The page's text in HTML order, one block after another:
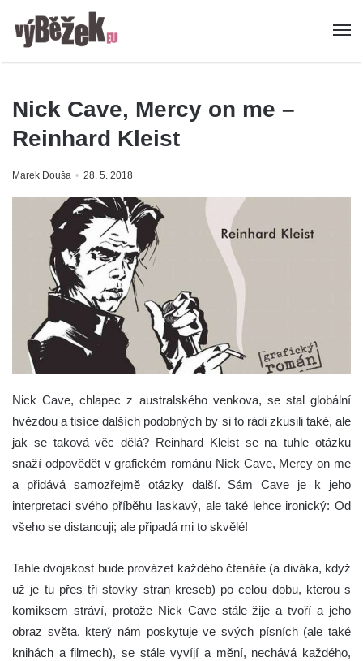
Nick Cave, Mercy on me –
Reinhard Kleist
Marek Douša 28. 5. 2018
Nick Cave, chlapec z australského venkova, se stal globální
hvězdou a tisíce dalších podobných by si to rádi zkusili také, ale
jak se taková věc dělá? Reinhard Kleist se na tuhle otázku
snaží odpovědět v grafickém románu Nick Cave, Mercy on me
a přidává samozřejmě otázky další. Sám Cave je k jeho
interpretaci svého příběhu laskavý, ale také lehce ironický: Od
všeho se distancuji; ale připadá mi to skvělé!
Tahle dvojakost bude provázet každého čtenáře (a diváka, když
už je tu přes tři stovky stran kreseb) po celou dobu, kterou s
komiksem stráví, protože Nick Cave stále žije a tvoří a jeho
obraz světa, který nám poskytuje ve svých písních (ale také
knihách a filmech), se stále vyvíjí a mění, nechává každého,